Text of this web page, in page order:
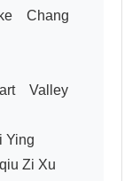
　Chang
　Valley
Ying
Zi Xu